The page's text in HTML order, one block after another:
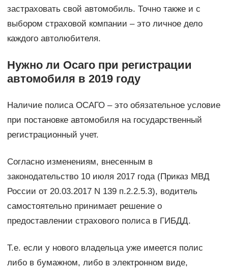
застраховать свой автомобиль. Точно также и с
выбором страховой компании – это личное дело
каждого автолюбителя.
Нужно ли Осаго при регистрации
автомобиля в 2019 году
Наличие полиса ОСАГО – это обязательное условие
при постановке автомобиля на государственный
регистрационный учет.
Согласно изменениям, внесенным в
законодательство 10 июля 2017 года (Приказ МВД
России от 20.03.2017 N 139 п.2.2.5.3), водитель
самостоятельно принимает решение о
предоставлении страхового полиса в ГИБДД.
Т.е. если у нового владельца уже имеется полис
либо в бумажном, либо в электронном виде,